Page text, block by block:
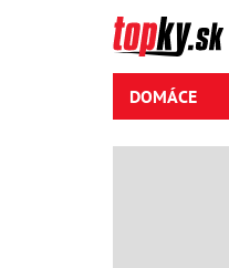
DOMÁCE